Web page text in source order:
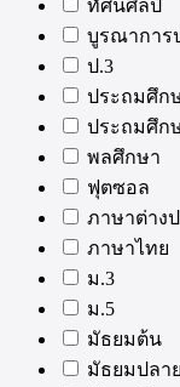
ทัศนศิลป์
บูรณาการ
ป.3
ประถมศึก
ประถมศึก
พลศึกษา
ฟุตซอล
ภาษาต่าง
ภาษาไทย
ม.3
ม.5
มัธยมต้น
มัธยมปลาย